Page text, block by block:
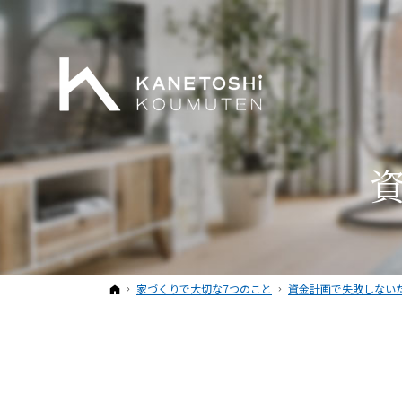
ホーム
家づくりで大切な7つのこと 資金計画で失敗しない